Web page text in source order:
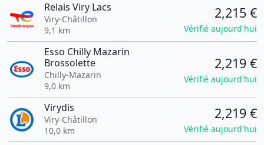
Relais Viry Lacs
Viry-Châtillon
9,1 km
2,215 €
Vérifié aujourd'hui
Esso Chilly Mazarin
Brossolette
Chilly-Mazarin
9,0 km
2,219 €
Vérifié aujourd'hui
Virydis
Viry-Châtillon
10,0 km
2,219 €
Vérifié aujourd'hui